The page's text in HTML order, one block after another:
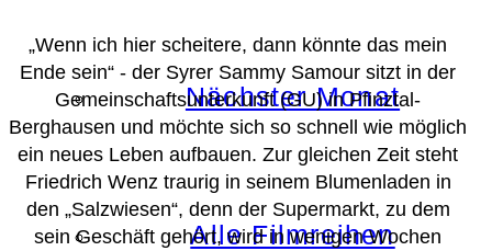
Nächster Monat
Alle Filmreihen
„Wenn ich hier scheitere, dann könnte das mein
Ende sein“ - der Syrer Sammy Samour sitzt in der
Gemeinschaftsunterkunft (GU) in Pfinztal-
Berghausen und möchte sich so schnell wie möglich
ein neues Leben aufbauen. Zur gleichen Zeit steht
Friedrich Wenz traurig in seinem Blumenladen in
den „Salzwiesen“, denn der Supermarkt, zu dem
sein Geschäft gehört, wird in wenigen Wochen